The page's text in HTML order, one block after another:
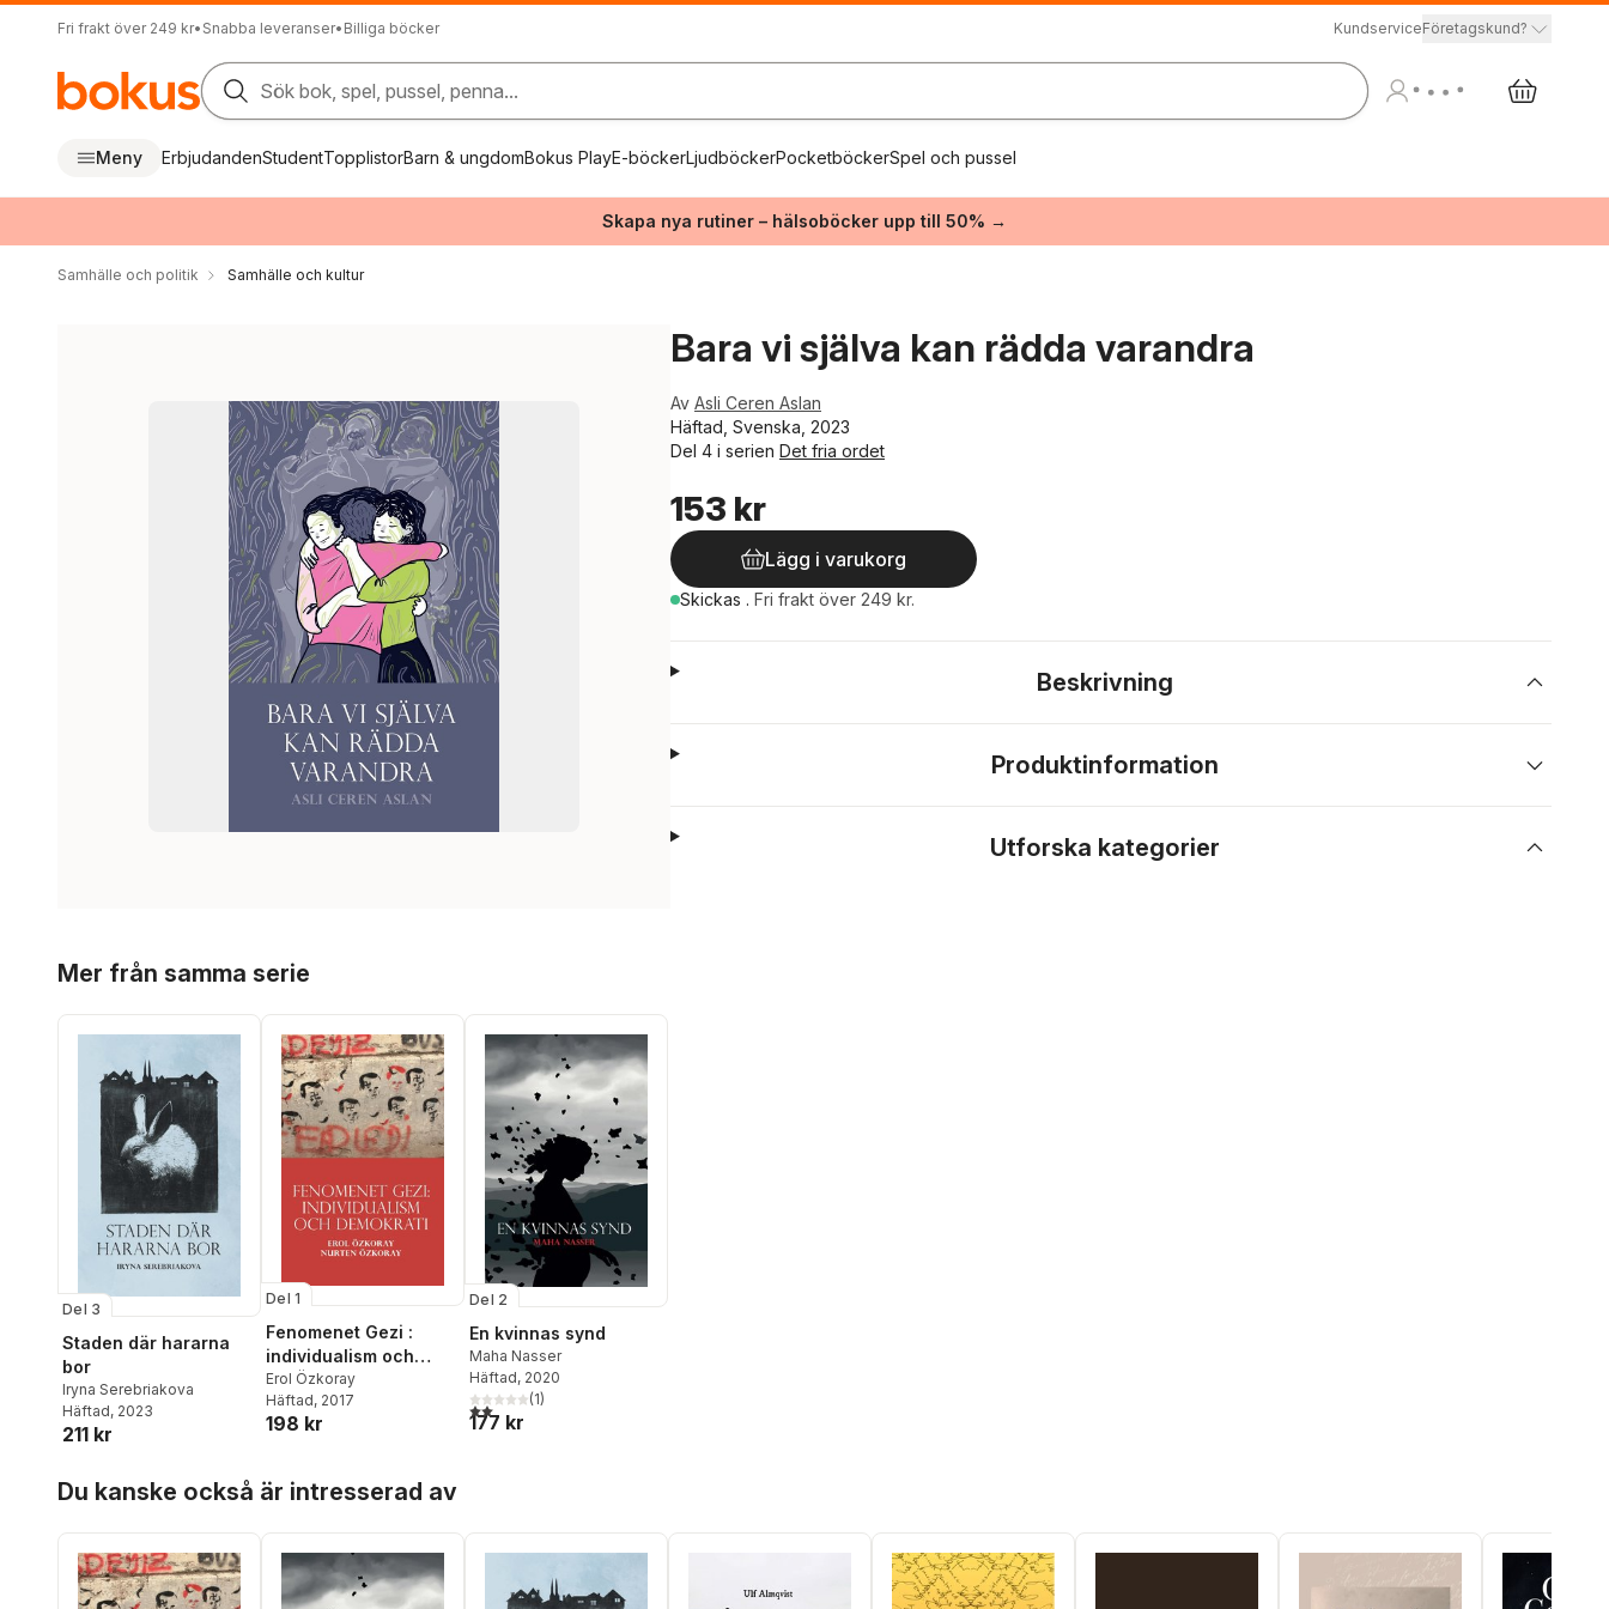
Fri frakt över 249 kr• Snabba leveranser• Billiga böcker KundserviceFöretagskund?
Sök bok, spel, pussel, penna...
Meny ErbjudandenStudentTopplistorBarn & ungdomBokus PlayE-böckerLjudböckerPocketböckerSpel och pussel
Skapa nya rutiner – hälsoböcker upp till 50% →
Samhälle och politik Samhälle och kultur
Bara vi själva kan rädda varandra
Av Asli Ceren Aslan
Häftad, Svenska, 2023
Del 4 i serien Det fria ordet
153 kr
Lägg i varukorg
Skickas . Fri frakt över 249 kr.
Beskrivning
Produktinformation
Utforska kategorier
Mer från samma serie
Del 3
Staden där hararna
bor
Iryna Serebriakova
Häftad, 2023
211 kr
Del 1
Fenomenet Gezi :
individualism och
demokrati
Erol Özkoray
Häftad, 2017
198 kr
Del 2
En kvinnas synd
Maha Nasser
Häftad, 2020
2,0utav 5 stjärnor. Totalt antal röster:
(1)
177 kr
Du kanske också är intresserad av